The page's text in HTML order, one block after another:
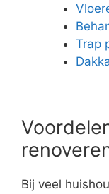
Trap
Bij veel